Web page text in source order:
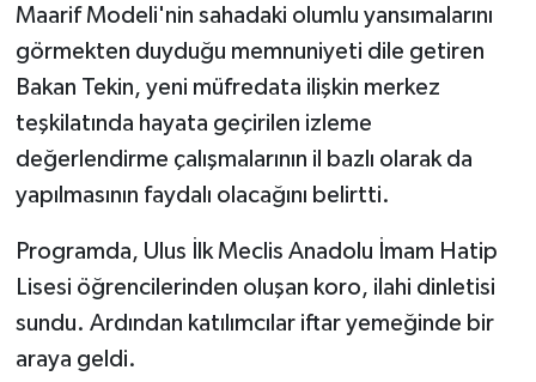
Maarif Modeli'nin sahadaki olumlu yansımalarını
görmekten duyduğu memnuniyeti dile getiren
Bakan Tekin, yeni müfredata ilişkin merkez
teşkilatında hayata geçirilen izleme
değerlendirme çalışmalarının il bazlı olarak da
yapılmasının faydalı olacağını belirtti.
Programda, Ulus İlk Meclis Anadolu İmam Hatip
Lisesi öğrencilerinden oluşan koro, ilahi dinletisi
sundu. Ardından katılımcılar iftar yemeğinde bir
araya geldi.